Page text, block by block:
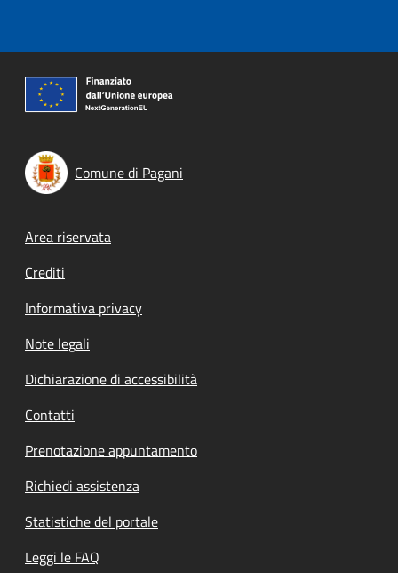
Comune di Pagani
Footer menu
Area riservata
Crediti
Informativa privacy
Note legali
Dichiarazione di accessibilità
Contatti
Prenotazione appuntamento
Richiedi assistenza
Statistiche del portale
Leggi le FAQ